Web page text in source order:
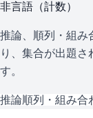
非言語（計数）
推論、順列・組み
り、集合が出題
す。
推論順列・組み合